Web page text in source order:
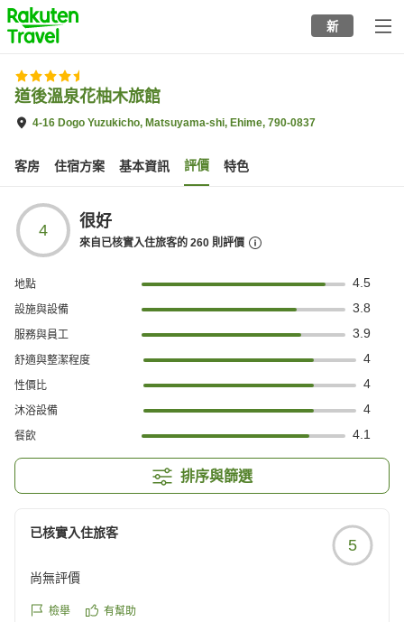
to
top
page
新
道後溫泉花柚木旅館
4-16 Dogo Yuzukicho, Matsuyama-shi, Ehime, 790-0837
客房 住宿方案 基本資訊 評價 特色
4 很好
來自已核實入住旅客的 260 則評價
地點 4.5
設施與設備 3.8
服務與員工 3.9
舒適與整潔程度 4
性價比 4
沐浴設備 4
餐飲 4.1
排序與篩選
已核實入住旅客
5
尚無評價
檢舉 有幫助